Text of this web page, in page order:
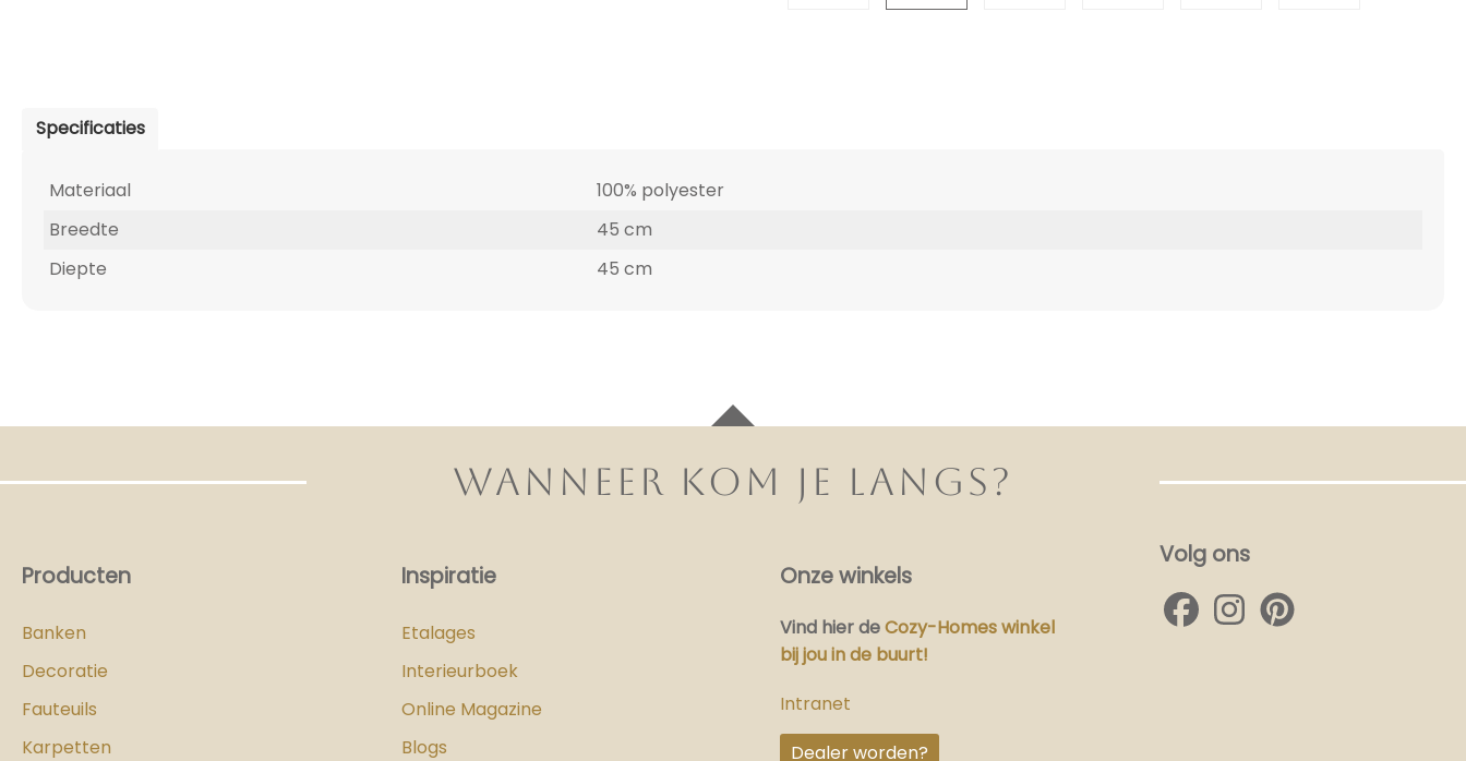
Specificaties
Materiaal
100% polyester
Breedte
45 cm
Diepte
45 cm
WANNEER KOM JE LANGS?
Producten
Banken
Decoratie
Fauteuils
Karpetten
Inspiratie
Etalages
Interieurboek
Online Magazine
Blogs
Onze winkels
Vind hierdeCozy-Homes winkel
bij jou in de buurt!
Intranet
Dealer worden?
Volg ons